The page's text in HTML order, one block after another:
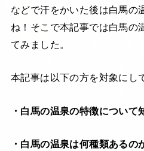
などで汗をかいた後は白馬の
ね！そこで本記事では白馬の
てみました。
本記事は以下の方を対象にし
・白馬の温泉の特徴について
・白馬の温泉は何種類あるの